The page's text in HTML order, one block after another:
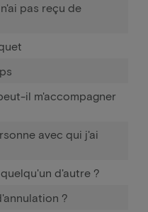
pas reçu de
il m'accompagner
avec qui j'ai
d'autre ?
?